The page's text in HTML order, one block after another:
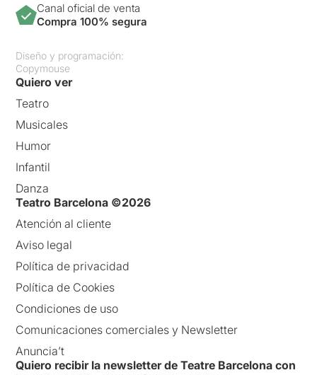
Canal oficial de venta
Compra 100% segura
Diseño y programación:
Copymouse
Quiero ver
Teatro
Musicales
Humor
Infantil
Danza
Teatro Barcelona ©2026
Atención al cliente
Aviso legal
Política de privacidad
Política de Cookies
Condiciones de uso
Comunicaciones comerciales y Newsletter
Anuncia’t
Quiero recibir la newsletter de Teatre Barcelona con